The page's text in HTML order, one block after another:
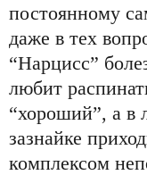
постоянному
даже в тех
“Нарцисс”
любит
“хороший”, а в
зазнайке
комплексом